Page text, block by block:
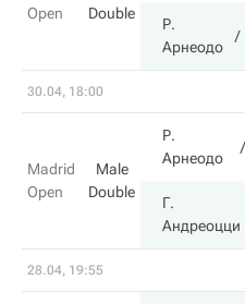
Open
Double
Р.
Арнеодо
30.04, 18:00
Madrid
Open
Male
Double
Р.
Арнеодо
Г.
Андреоцци
28.04, 19:55